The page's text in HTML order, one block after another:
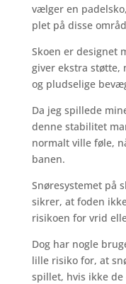
vælger en
plet på disse
Skoen er designet
giver ekstra støtte,
og pludselige
Da jeg spillede
denne stabilitet
normalt ville føle,
banen.
Snøresystemet på
sikrer, at foden
risikoen for vrid
Dog har nogle
lille risiko for, at
spillet, hvis ikke